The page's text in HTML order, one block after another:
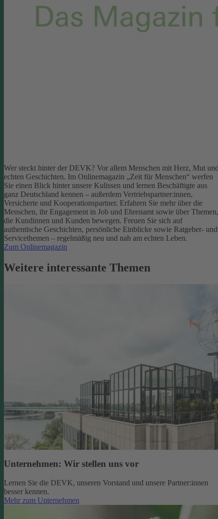
Wer steckt hinter der DEVK? Vor allem Menschen mit Herz, Mut
echten Geschichten. Im Onlinemagazin „Zeit für Menschen“ werfen
Sie einen Blick hinter unsere Kulissen und lernen Beschäftigte aus
ganz Deutschland kennen – außerdem Vertriebspartner:innen,
Versicherte und Kooperationspartner. Erfahren Sie mehr über die
Menschen, ihr Engagement in Job und Ehrenamt sowie über Themen,
die Kundinnen und Kunden bewegen. Freuen Sie sich auf
authentische Geschichten, persönliche Einblicke sowie Ratgeber- und
Servicethemen – regelmäßig neu und nah am echten Leben.
Zum Onlinemagazin
Weitere interessante Themen
Unternehmen: Wir stellen uns vor
Lernen Sie die DEVK, unseren Vorstand und unsere Partner:innen
besser kennen.
Mehr zum Unternehmen